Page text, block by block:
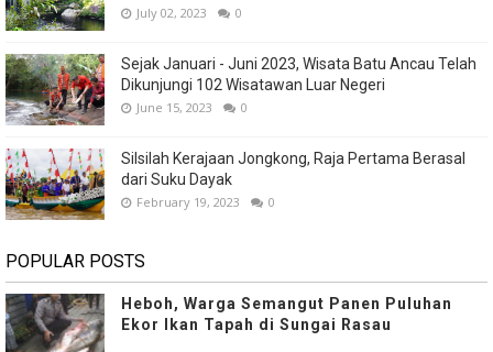
July 02, 2023 0
Sejak Januari - Juni 2023, Wisata Batu Ancau Telah
Dikunjungi 102 Wisatawan Luar Negeri
June 15, 2023 0
Silsilah Kerajaan Jongkong, Raja Pertama Berasal
dari Suku Dayak
February 19, 2023 0
POPULAR POSTS
Heboh, Warga Semangut Panen Puluhan
Ekor Ikan Tapah di Sungai Rasau